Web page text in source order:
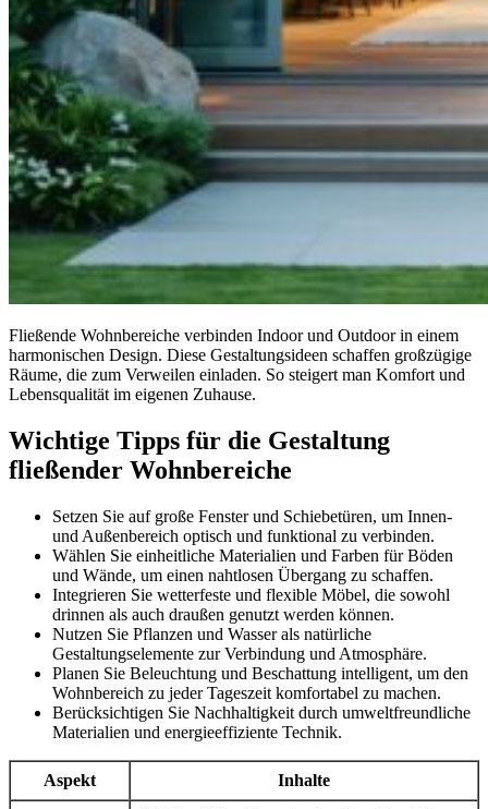
Fließende Wohnbereiche verbinden Indoor und Outdoor in einem
harmonischen Design. Diese Gestaltungsideen schaffen großzügige
Räume, die zum Verweilen einladen. So steigert man Komfort und
Lebensqualität im eigenen Zuhause.
Wichtige Tipps für die Gestaltung
fließender Wohnbereiche
Setzen Sie auf große Fenster und Schiebetüren, um Innen-
und Außenbereich optisch und funktional zu verbinden.
Wählen Sie einheitliche Materialien und Farben für Böden
und Wände, um einen nahtlosen Übergang zu schaffen.
Integrieren Sie wetterfeste und flexible Möbel, die sowohl
drinnen als auch draußen genutzt werden können.
Nutzen Sie Pflanzen und Wasser als natürliche
Gestaltungselemente zur Verbindung und Atmosphäre.
Planen Sie Beleuchtung und Beschattung intelligent, um den
Wohnbereich zu jeder Tageszeit komfortabel zu machen.
Berücksichtigen Sie Nachhaltigkeit durch umweltfreundliche
Materialien und energieeffiziente Technik.
Aspekt Inhalte